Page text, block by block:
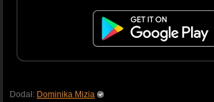
Dodał: Dominika Mizia